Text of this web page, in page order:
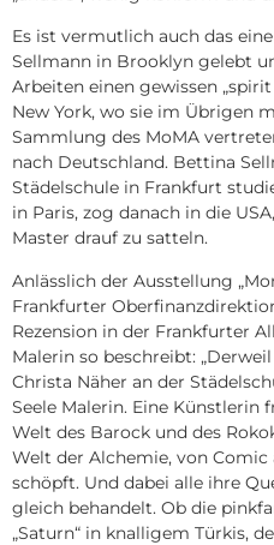
Es ist vermutlich auch das
Sellmann in Brooklyn gelebt
Arbeiten einen gewissen
New York, wo sie im Übrigen
Sammlung des MoMA
nach Deutschland. Bettina
Städelschule in Frankfurt
in Paris, zog danach in die
Master drauf zu satteln.
Anlässlich der Ausstellung
Frankfurter
Rezension in der Frankfurter
Malerin so beschreibt:
Christa Näher an der
Seele Malerin. Eine Künstlerin
Welt des Barock und des
Welt der Alchemie, von
schöpft. Und dabei alle ihre
gleich behandelt. Ob die
„Saturn“ in knalligem Türkis,